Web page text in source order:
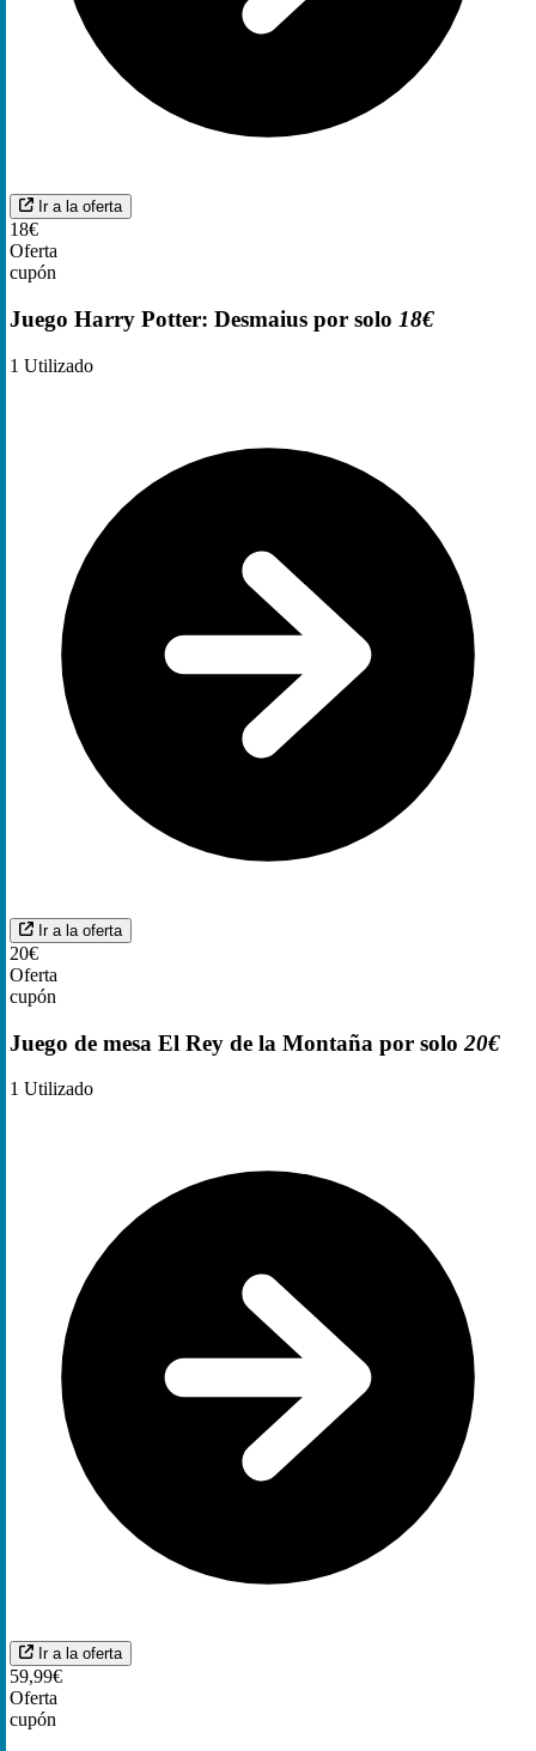
Ir a la oferta
18€
Oferta
cupón
Juego Harry Potter: Desmaius por solo 18€
1 Utilizado
Ir a la oferta
20€
Oferta
cupón
Juego de mesa El Rey de la Montaña por solo 20€
1 Utilizado
Ir a la oferta
59,99€
Oferta
cupón